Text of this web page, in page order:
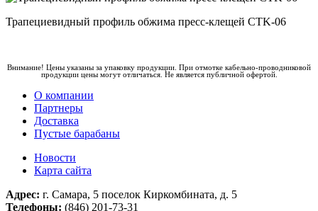
Трапециевидный профиль обжима пресс-клещей CTK-06
Внимание! Цены указаны за упаковку продукции. При отмотке кабельно-проводниковой
продукции цены могут отличаться. Не является публичной офертой.
О компании
Партнеры
Доставка
Пустые барабаны
Новости
Карта сайта
Адрес: г. Самара, 5 поселок Киркомбината, д. 5
Телефоны: (846) 201-73-31